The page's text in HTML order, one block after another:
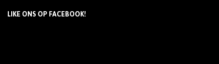
LIKE ONS OP FACEBOOK!